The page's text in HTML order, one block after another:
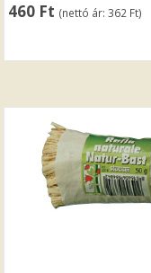
460 Ft (nettó ár:362 Ft)